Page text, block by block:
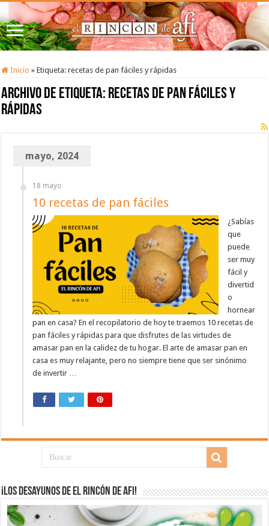
Inicio » Etiqueta:recetas de pan fáciles y rápidas
Archivo de etiqueta: recetas de pan fáciles y
rápidas
mayo, 2024
18 mayo
10 recetas de pan fáciles
¿Sabías
que
puede
ser muy
fácil y
divertid
o
hornear
pan en casa? En el recopilatorio de hoy te traemos 10 recetas de
pan fáciles y rápidas para que disfrutes de las virtudes de
amasar pan en la calidez de tu hogar. El arte de amasar pan en
casa es muy relajante, pero no siempre tiene que ser sinónimo
de invertir …
¡Los desayunos de El Rincón de Afi!